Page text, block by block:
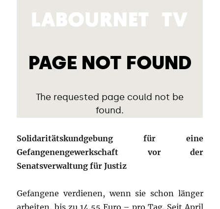
Solidaritätskundgebung für eine
Gefangenengewerkschaft vor der
Senatsverwaltung für Justiz
Gefangene verdienen, wenn sie schon länger